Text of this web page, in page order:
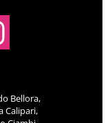
Bellora,
Calipari,